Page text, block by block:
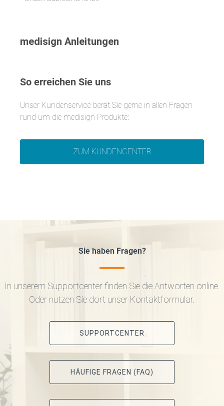
medisign Anleitungen
So erreichen Sie uns
Unser Kundenservice berät Sie gerne in allen Fragen
rund um die medisign Produkte:
ZUM KUNDENCENTER
Sie haben Fragen?
In unserem Supportcenter finden Sie die Antworten online.
Oder nutzen Sie dort unser Kontaktformular.
SUPPORTCENTER
HÄUFIGE FRAGEN (FAQ)